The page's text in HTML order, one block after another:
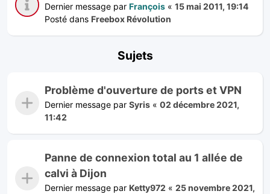
Dernier message par François « 15 mai 2011, 19:14
Posté dans Freebox Révolution
Sujets
Problème d'ouverture de ports et VPN
Dernier message par Syris « 02 décembre 2021,
11:42
Panne de connexion total au 1 allée de
calvi à Dijon
Dernier message par Ketty972 « 25 novembre 2021,